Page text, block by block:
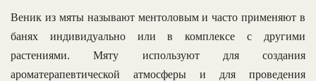
Веник из мяты называют ментоловым и часто применяют в
банях индивидуально или в комплексе с другими
растениями. Мяту используют для создания
ароматерапевтической атмосферы и для проведения